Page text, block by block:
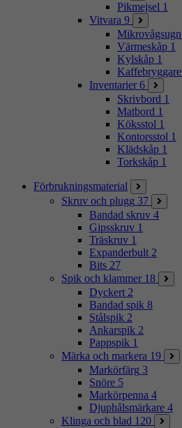
Pikmejsel 1
Vitvara 9
Mikrovågsugn
Värmeskåp 1
Kylskåp 1
Kaffebryggare
Inventarier 6
Skrivbord 1
Matbord 1
Köksstol 1
Kontorsstol 1
Klädskåp 1
Torkskåp 1
Förbrukningsmaterial
Skruv och plugg 37
Bandad skruv 4
Gipsskruv 1
Träskruv 1
Expanderbult 2
Bits 27
Spik och klammer 18
Dyckert 2
Bandad spik 8
Stålspik 2
Ankarspik 2
Pappspik 1
Märka och markera 19
Markörfärg 3
Snöre 5
Markörpenna 4
Djuphålsmärkare 4
Klinga och blad 120